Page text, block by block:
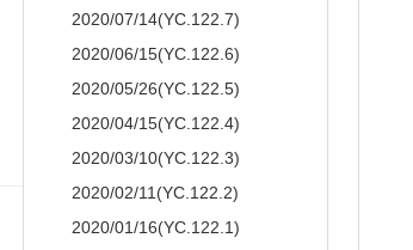
2020/07/14(YC.122.7)
2020/06/15(YC.122.6)
2020/05/26(YC.122.5)
2020/04/15(YC.122.4)
2020/03/10(YC.122.3)
2020/02/11(YC.122.2)
2020/01/16(YC.122.1)